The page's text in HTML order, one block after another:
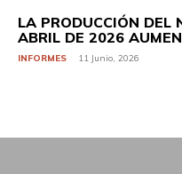
LA PRODUCCIÓN DEL
ABRIL DE 2026
INFORMES 11 Junio, 2026